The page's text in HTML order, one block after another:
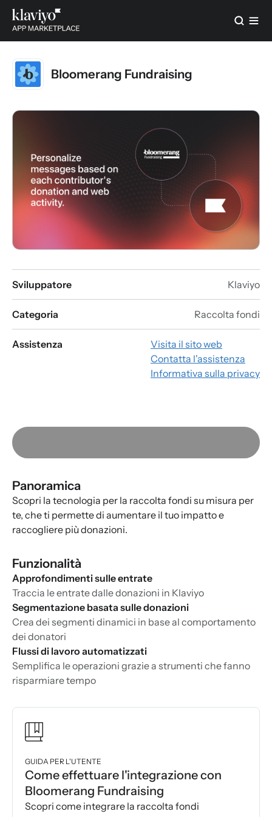
Bloomerang Fundraising
Sviluppatore Klaviyo
Categoria Raccolta fondi
Assistenza
Visita il sito web
Contatta l'assistenza
Informativa sulla privacy
Panoramica
Scopri la tecnologia per la raccolta fondi su misura per
te, che ti permette di aumentare il tuo impatto e
raccogliere più donazioni.
Funzionalità
Approfondimenti sulle entrate
Traccia le entrate dalle donazioni in Klaviyo
Segmentazione basata sulle donazioni
Crea dei segmenti dinamici in base al comportamento
dei donatori
Flussi di lavoro automatizzati
Semplifica le operazioni grazie a strumenti che fanno
risparmiare tempo
GUIDA PER L'UTENTE
Come effettuare l'integrazione con
Bloomerang Fundraising
Scopri come integrare la raccolta fondi